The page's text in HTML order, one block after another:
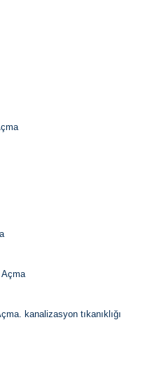
Açma
kanalizasyon tıkanıklığı